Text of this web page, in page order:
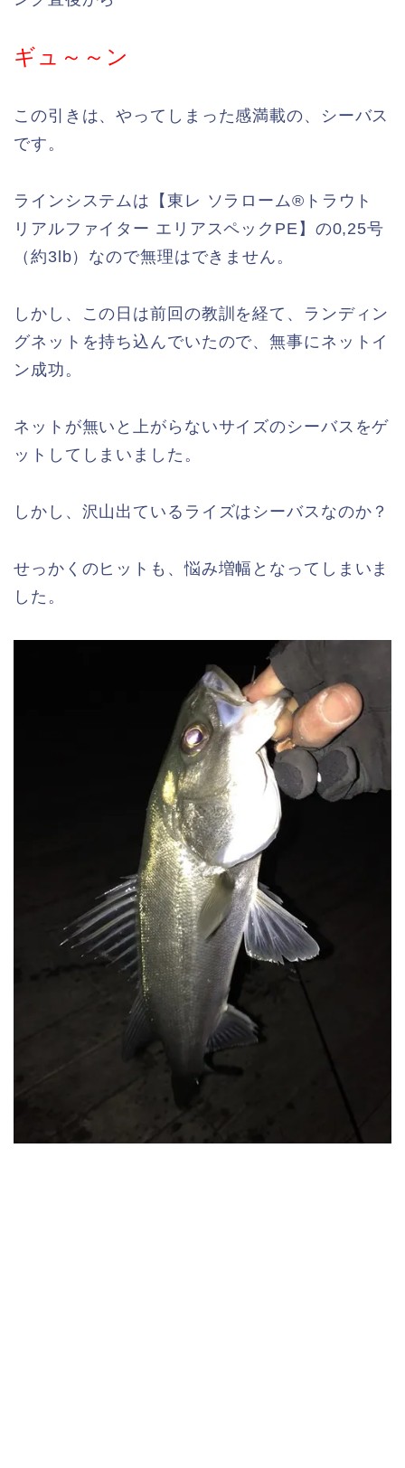
ギュ～～ン
この引きは、やってしまった感満載の、シーバス
です。
ラインシステムは【東レ ソラローム®️トラウト
リアルファイター エリアスペックPE】の0,25号
（約3lb）なので無理はできません。
しかし、この日は前回の教訓を経て、ランディン
グネットを持ち込んでいたので、無事にネットイ
ン成功。
ネットが無いと上がらないサイズのシーバスをゲ
ットしてしまいました。
しかし、沢山出ているライズはシーバスなのか？
せっかくのヒットも、悩み増幅となってしまいま
した。